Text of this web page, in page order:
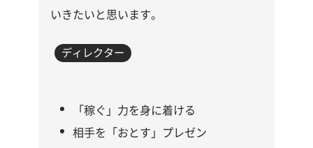
いきたいと思います。
ディレクター
「稼ぐ」力を身に着ける
相手を「おとす」プレゼン